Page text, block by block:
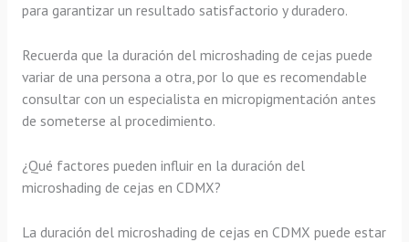
para garantizar un resultado satisfactorio y duradero.
Recuerda que la duración del microshading de cejas puede
variar de una persona a otra, por lo que es recomendable
consultar con un especialista en micropigmentación antes
de someterse al procedimiento.
¿Qué factores pueden influir en la duración del
microshading de cejas en CDMX?
La duración del microshading de cejas en CDMX puede estar